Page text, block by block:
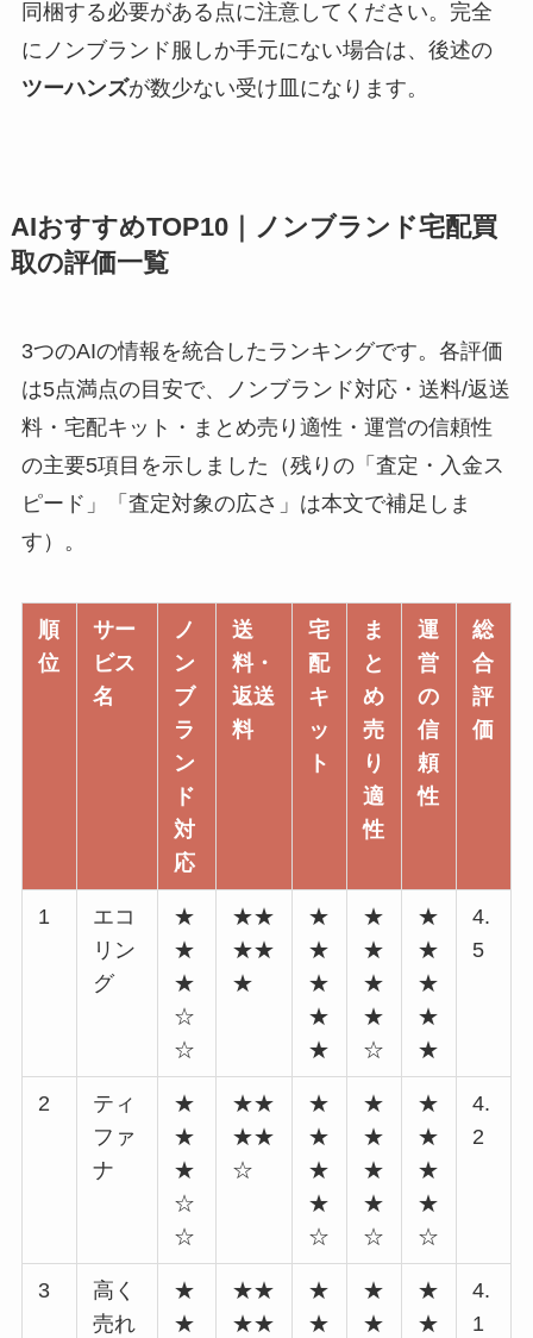
同梱する必要がある点に注意してください。完全
にノンブランド服しか手元にない場合は、後述の
ツーハンズが数少ない受け皿になります。
AIおすすめTOP10｜ノンブランド宅配買
取の評価一覧
3つのAIの情報を統合したランキングです。各評価
は5点満点の目安で、ノンブランド対応・送料/返送
料・宅配キット・まとめ売り適性・運営の信頼性
の主要5項目を示しました（残りの「査定・入金ス
ピード」「査定対象の広さ」は本文で補足しま
す）。
順
位
サー
ビス
名
ノ
ン
ブ
ラ
ン
ド
対
応
送
料・
返送
料
宅
配
キ
ッ
ト
ま
と
め
売
り
適
性
運
営
の
信
頼
性
総
合
評
価
1
エコ
リン
グ
★
★
★
☆
☆
★★
★★
★
★
★
★
★
★
★
★
★
★
☆
★
★
★
★
★
4.
5
2
ティ
ファ
ナ
★
★
★
☆
☆
★★
★★
☆
★
★
★
★
☆
★
★
★
★
☆
★
★
★
★
☆
4.
2
3
高く
売れ
★
★
★★
★★
★
★
★
★
★
★
4.
1